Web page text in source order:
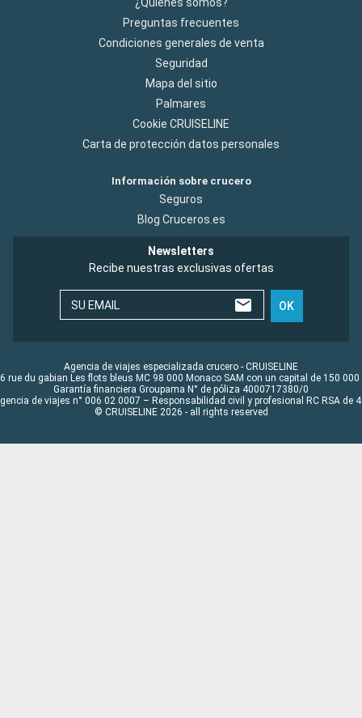
Preguntas frecuentes
Condiciones generales de venta
Seguridad
Mapa del sitio
Palmares
Cookie CRUISELINE
Carta de protección datos personales
Información sobre crucero
Seguros
Blog Cruceros.es
Newsletters
Recibe nuestras exclusivas ofertas
SU EMAIL OK
Agencia de viajes especializada crucero - CRUISELINE
rue du gabian Les flots bleus MC 98 000 Monaco SAM con un capital de 150 000
Garantía financiera Groupama N° de póliza 4000717380/0
de viajes n° 006 02 0007 – Responsabilidad civil y profesional RC RSA de
© CRUISELINE 2026 - all rights reserved